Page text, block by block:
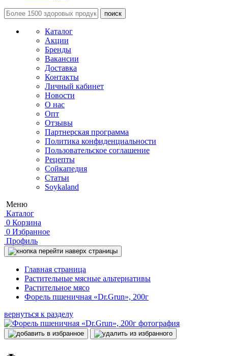
поиск
Каталог
Акции
Бренды
Вакансии
Доставка
Контакты
Личный кабинет
Новости
О нас
Опт
Отзывы
Партнерская программа
Политика конфиденциальности
Пользовательское соглашение
Рецепты
Сойкапедия
Статьи
Soykaland
Меню
Каталог
0 Корзина
0 Избранное
Профиль
Главная страница
Растительные мясные альтернативы
Растительное мясо
Форель пшеничная «Dr.Grun», 200г
вернуться к разделу